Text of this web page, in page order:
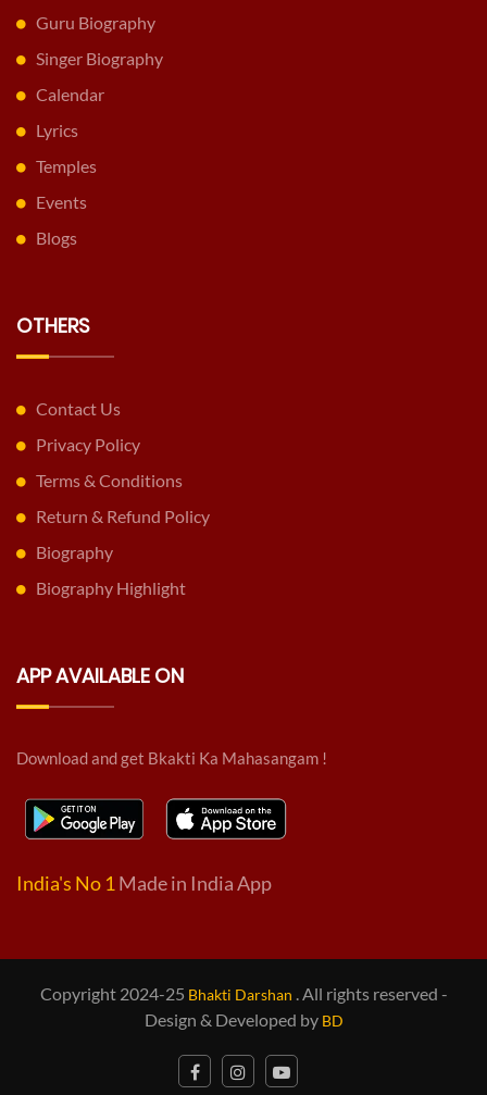
Guru Biography
Singer Biography
Calendar
Lyrics
Temples
Events
Blogs
OTHERS
Contact Us
Privacy Policy
Terms & Conditions
Return & Refund Policy
Biography
Biography Highlight
APP AVAILABLE ON
Download and get Bkakti Ka Mahasangam !
India's No 1 Made in India App
Copyright 2024-25 Bhakti Darshan . All rights reserved -
Design & Developed by BD